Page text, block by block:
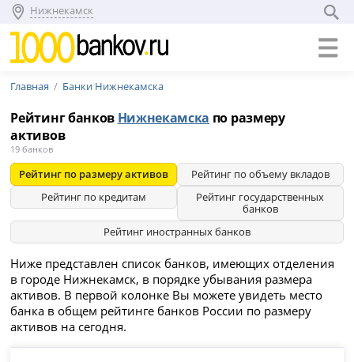
Нижнекамск
Главная Банки Нижнекамска
Рейтинг банков Нижнекамска по размеру
активов
19 банков
Рейтинг по размеру активов
Рейтинг по объему вкладов
Рейтинг по кредитам
Рейтинг государственных
банков
Рейтинг иностранных банков
Ниже представлен список банков, имеющих отделения
в городе Нижнекамск, в порядке убывания размера
активов. В первой колонке Вы можете увидеть место
банка в общем рейтинге банков России по размеру
активов на сегодня.